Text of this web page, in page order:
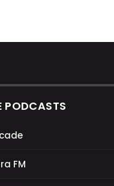
PODCASTS
FM